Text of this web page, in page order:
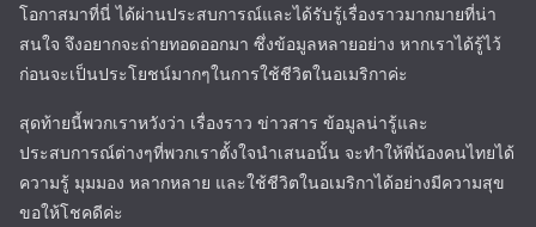
โอกาสมาที่นี่ ได้ผ่านประสบการณ์และได้รับรู้เรื่องราวมากมายที่น่า
สนใจ จึงอยากจะถ่ายทอดออกมา ซึ่งข้อมูลหลายอย่าง หากเราได้รู้ไว้
ก่อนจะเป็นประโยชน์มากๆในการใช้ชีวิตในอเมริกาค่ะ
สุดท้ายนี้พวกเราหวังว่า เรื่องราว ข่าวสาร ข้อมูลน่ารู้และ
ประสบการณ์ต่างๆที่พวกเราตั้งใจนำเสนอนั้น จะทำให้พี่น้องคนไทยได้
ความรู้ มุมมอง หลากหลาย และใช้ชีวิตในอเมริกาได้อย่างมีความสุข
ขอให้โชคดีค่ะ